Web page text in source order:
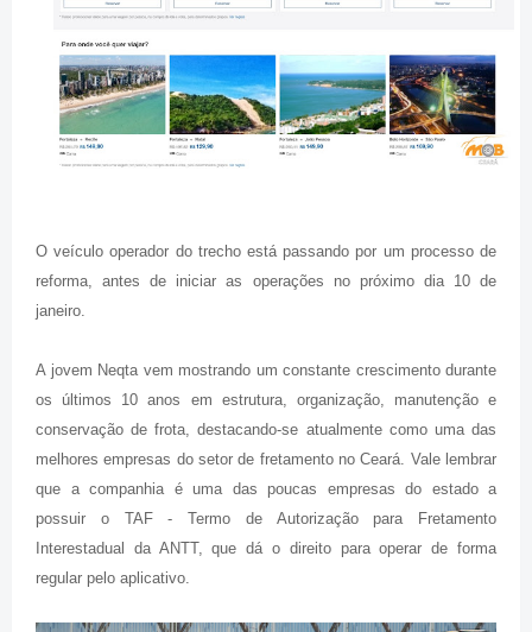
O veículo operador do trecho está passando por um processo de
reforma, antes de iniciar as operações no próximo dia 10 de
janeiro.
A jovem Neqta vem mostrando um constante crescimento durante
os últimos 10 anos em estrutura, organização, manutenção e
conservação de frota, destacando-se atualmente como uma das
melhores empresas do setor de fretamento no Ceará. Vale lembrar
que a companhia é uma das poucas empresas do estado a
possuir o TAF - Termo de Autorização para Fretamento
Interestadual da ANTT, que dá o direito para operar de forma
regular pelo aplicativo.